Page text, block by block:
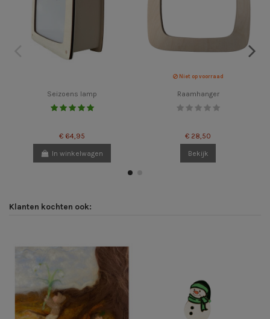
Seizoens lamp
€ 64,95
In winkelwagen
Niet op voorraad
Raamhanger
€ 28,50
Bekijk
Klanten kochten ook: